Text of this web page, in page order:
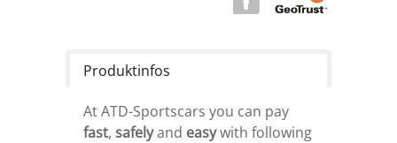
Produktinfos
At ATD-Sportscars you can pay
fast, safelyand easywith following